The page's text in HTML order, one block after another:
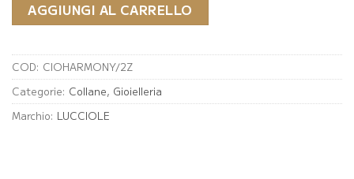
AGGIUNGI AL CARRELLO
COD: CIOHARMONY/2Z
Categorie: Collane, Gioielleria
Marchio: LUCCIOLE